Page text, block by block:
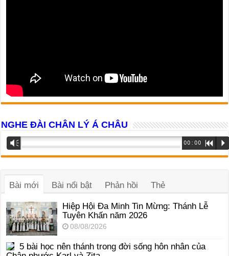
NGHE ĐÀI CHÂN LÝ Á CHÂU
Trình
phát
âm
Vm 00:00 R P
Bài mới Bài nổi bật Phản hồi Thẻ
Hiệp Hội Đa Minh Tin Mừng: Thánh Lễ
Tuyên Khấn năm 2026
08/08/2026
5 bài học nên thánh trong đời sống hôn nhân của